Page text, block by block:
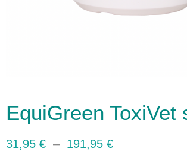
EquiGreen ToxiVet
31,95 € – 191,95 €